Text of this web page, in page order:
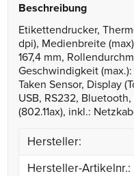
Beschreibung
Etikettendrucker,
dpi), Medienbreite
167,4 mm,
Geschwindigkeit
Taken Sensor, Display
USB, RS232,
(802.11ax), inkl.:
Hersteller:
Hersteller-Artikelnr.: